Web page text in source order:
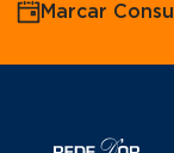
Marcar